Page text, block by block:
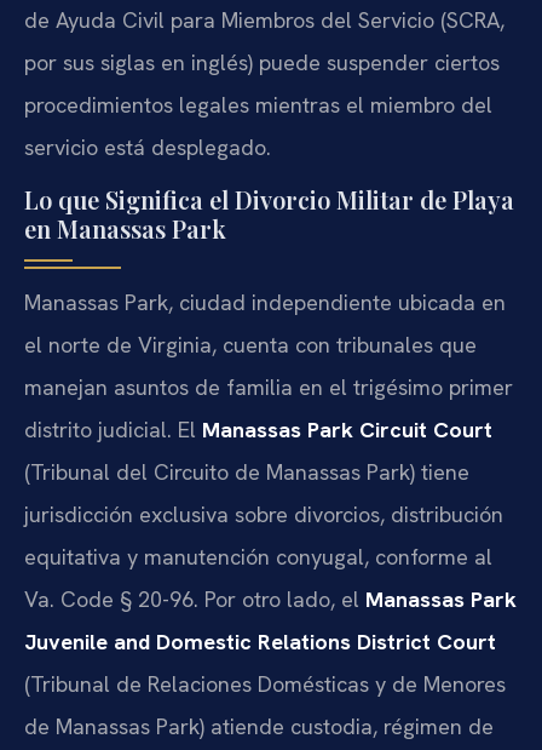
de Ayuda Civil para Miembros del Servicio (SCRA,
por sus siglas en inglés) puede suspender ciertos
procedimientos legales mientras el miembro del
servicio está desplegado.
Lo que Significa el Divorcio Militar de Playa
en Manassas Park
Manassas Park, ciudad independiente ubicada en
el norte de Virginia, cuenta con tribunales que
manejan asuntos de familia en el trigésimo primer
distrito judicial. El Manassas Park Circuit Court
(Tribunal del Circuito de Manassas Park) tiene
jurisdicción exclusiva sobre divorcios, distribución
equitativa y manutención conyugal, conforme al
Va. Code § 20-96. Por otro lado, el Manassas Park
Juvenile and Domestic Relations District Court
(Tribunal de Relaciones Domésticas y de Menores
de Manassas Park) atiende custodia, régimen de